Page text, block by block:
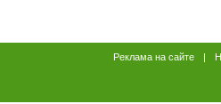
Реклама на сайте |